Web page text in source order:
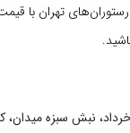
رستوران‌های تهران
نبش سبزه